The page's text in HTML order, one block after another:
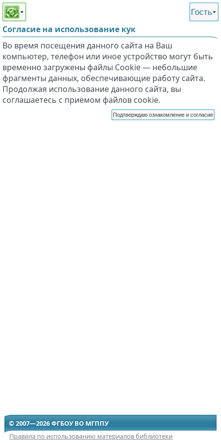
Этот сайт поддерживает
слабовидящих
Гость
Согласие на использование кук
Во время посещения данного сайта на Ваш
компьютер, телефон или иное устройство могут быть
временно загружены файлы Cookie — небольшие
фрагменты данных, обеспечивающие работу сайта.
Продолжая использование данного сайта, вы
соглашаетесь с приёмом файлов cookie.
Подтверждаю ознакомление и согласие
© 2007—2026 ФГБОУ ВО МГППУ
Правила по использованию материалов библиотеки